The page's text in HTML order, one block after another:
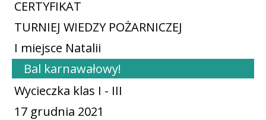
CERTYFIKAT
TURNIEJ WIEDZY POŻARNICZEJ
I miejsce Natalii
Bal karnawałowy!
Wycieczka klas I - III
17 grudnia 2021